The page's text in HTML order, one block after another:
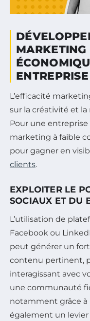
MARKETING
L’efficacité
sur la créativité et
Pour une entreprise
marketing à faible
pour gagner en
clients.
EXPLOITER LE
SOCIAUX ET DU
L’utilisation de
Facebook ou
peut générer un
contenu pertinent,
interagissant avec
une communauté
notamment grâce à
également un levier